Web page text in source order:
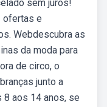
sem juros!
ofertas e
Webdescubra as
da moda para
de circo, o
junto a
aos 14 anos, se